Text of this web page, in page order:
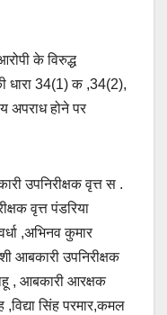
के विरुद्ध
धारा 34(1) क ,34(2),
अपराध होने पर
उपनिरीक्षक वृत्त स .
वृत्त पंडरिया
,अभिनव कुमार
आबकारी उपनिरीक्षक
, आबकारी आरक्षक
सिंह परमार,कमल